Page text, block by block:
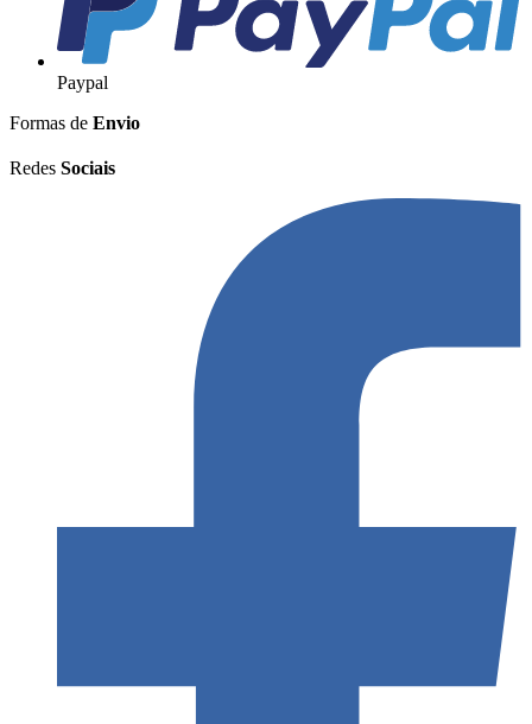
Paypal
Formas de Envio
Redes Sociais